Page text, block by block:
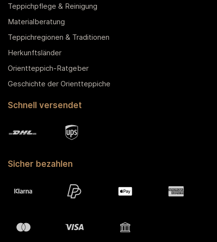
Teppichpflege & Reinigung
Materialberatung
Teppichregionen & Traditionen
Herkunftsländer
Orientteppich-Ratgeber
Geschichte der Orientteppiche
Schnell versendet
Sicher bezahlen